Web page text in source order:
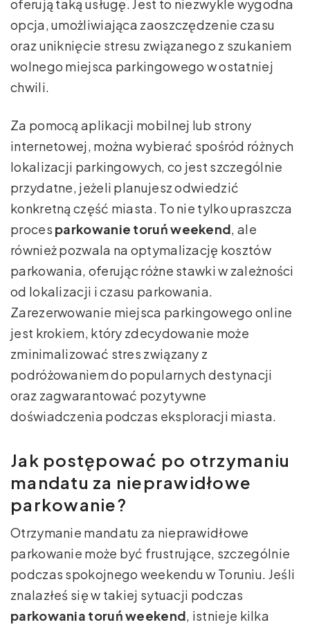
oferują taką usługę. Jest to niezwykle wygodna
opcja, umożliwiająca zaoszczędzenie czasu
oraz uniknięcie stresu związanego z szukaniem
wolnego miejsca parkingowego w ostatniej
chwili.
Za pomocą aplikacji mobilnej lub strony
internetowej, można wybierać spośród różnych
lokalizacji parkingowych, co jest szczególnie
przydatne, jeżeli planujesz odwiedzić
konkretną część miasta. To nie tylko upraszcza
proces parkowanie toruń weekend, ale
również pozwala na optymalizację kosztów
parkowania, oferując różne stawki w zależności
od lokalizacji i czasu parkowania.
Zarezerwowanie miejsca parkingowego online
jest krokiem, który zdecydowanie może
zminimalizować stres związany z
podróżowaniem do popularnych destynacji
oraz zagwarantować pozytywne
doświadczenia podczas eksploracji miasta.
Jak postępować po otrzymaniu
mandatu za nieprawidłowe
parkowanie?
Otrzymanie mandatu za nieprawidłowe
parkowanie może być frustrujące, szczególnie
podczas spokojnego weekendu w Toruniu. Jeśli
znalazłeś się w takiej sytuacji podczas
parkowania toruń weekend, istnieje kilka